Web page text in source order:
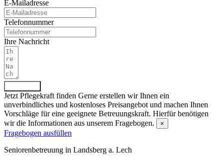
E-Mailadresse
Telefonnummer
Ihre Nachricht
Jetzt Pflegekraft finden Gerne erstellen wir Ihnen ein
unverbindliches und kostenloses Preisangebot und machen Ihnen
Vorschläge für eine geeignete Betreuungskraft. Hierfür benötigen
wir die Informationen aus unserem Fragebogen.
×
Fragebogen ausfüllen
Senioren­betreuung in Landsberg a. Lech